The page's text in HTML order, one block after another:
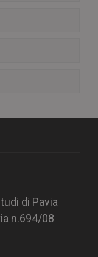
di Pavia
n.694/08